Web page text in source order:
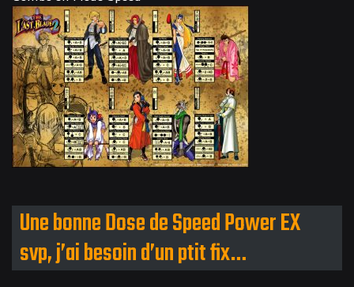
Une bonne Dose de Speed Power EX
svp, j’ai besoin d’un ptit fix…